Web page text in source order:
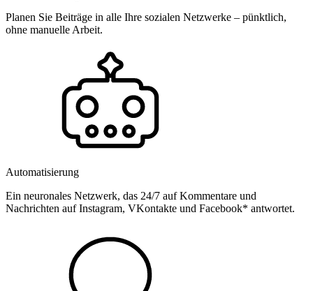
Planen Sie Beiträge in alle Ihre sozialen Netzwerke – pünktlich,
ohne manuelle Arbeit.
Automatisierung
Ein neuronales Netzwerk, das 24/7 auf Kommentare und
Nachrichten auf Instagram, VKontakte und Facebook* antwortet.